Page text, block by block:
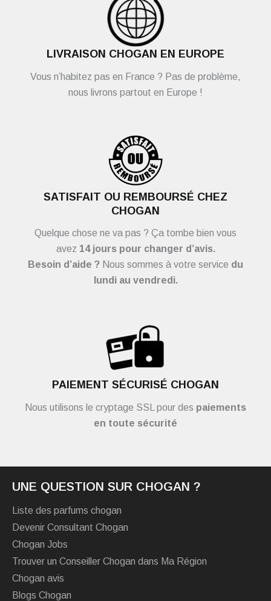
LIVRAISON CHOGAN EN EUROPE
Vous n’habitez pas en France ? Pas de problème,
nous livrons partout en Europe !
SATISFAIT OU REMBOURSÉ CHEZ
CHOGAN
Quelque chose ne va pas ? Ça tombe bien vous
avez 14 jours pour changer d’avis.
Besoin d’aide ? Nous sommes à votre service du
lundi au vendredi.
PAIEMENT SÉCURISÉ CHOGAN
Nous utilisons le cryptage SSL pour des paiements
en toute sécurité
UNE QUESTION SUR CHOGAN ?
Liste des parfums chogan
Devenir Consultant Chogan
Chogan Jobs
Trouver un Conseiller Chogan dans Ma Région
Chogan avis
Blogs Chogan